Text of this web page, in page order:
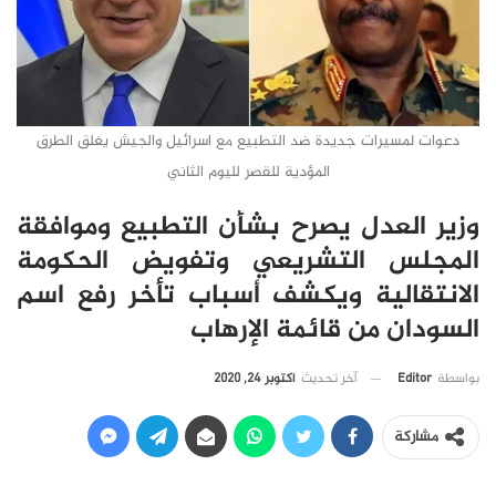
دعوات لمسيرات جديدة ضد التطبيع مع اسرائيل والجيش يغلق الطرق
المؤدية للقصر لليوم الثاني
وزير العدل يصرح بشأن التطبيع وموافقة
المجلس التشريعي وتفويض الحكومة
الانتقالية ويكشف أسباب تأخر رفع اسم
السودان من قائمة الإرهاب
بواسطة Editor آخر تحديث أكتوبر 24, 2020
مشاركة